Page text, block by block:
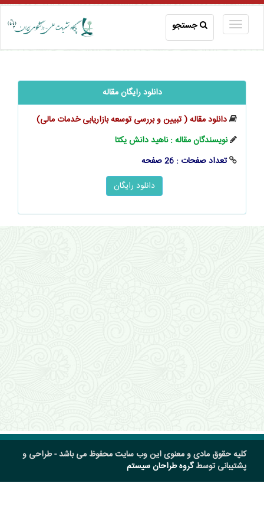
جستجو
دانلود رایگان مقاله
دانلود مقاله ( تبیین و بررسی توسعه بازاریابی خدمات مالی)
نویسندگان مقاله : ناهید دانش یکتا
تعداد صفحات : 26 صفحه
کلیه حقوق مادی و معنوی این وب سایت محفوظ می باشد - طراحی و
پشتیبانی توسطگروه طراحان سیستم